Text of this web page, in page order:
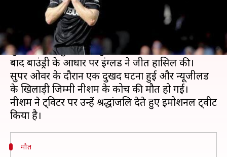
इंग्लैंड और न्यूजीलैंड के बीच खेला गया विश्व कप 2019
का फाइनल मुकाबला बेहद रोमांचक था।
मुकाबला टाई हुआ फिर सुपर ओवर भी टाई रहा जिसके
बाद बाउंड्री के आधार पर इंग्लैंड ने जीत हासिल की।
सुपर ओवर के दौरान एक दुखद घटना हुई और न्यूजीलैंड
के खिलाड़ी जिम्मी नीशम के कोच की मौत हो गई।
नीशम ने ट्विटर पर उन्हें श्रद्धांजलि देते हुए इमोशनल ट्वीट
मौत